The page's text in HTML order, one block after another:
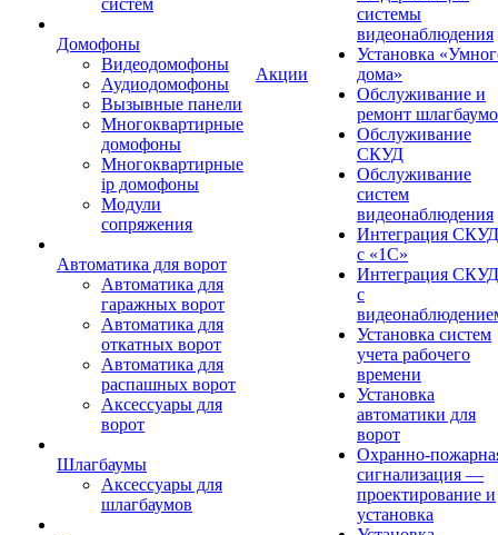
систем
Домофоны
Видеодомофоны
Аудиодомофоны
Вызывные панели
Многоквартирные
домофоны
Многоквартирные
ip домофоны
Модули
сопряжения
Автоматика для ворот
Автоматика для
гаражных ворот
Автоматика для
откатных ворот
Автоматика для
распашных ворот
Аксессуары для
ворот
Шлагбаумы
Аксессуары для
шлагбаумов
Акции
системы
видеонаблюдения
Установка
дома»
Обслуживание и
ремонт
Обслуживание
СКУД
Обслуживание
систем
видеонаблюдения
Интеграция СКУД
с «1С»
Интеграция СКУД
с
Установка систем
учета рабочего
времени
Установка
автоматики для
ворот
Охранно-
сигнализация —
проектирование и
установка